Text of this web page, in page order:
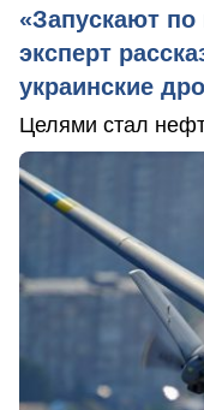
«Запускают
эксперт
украинские
Целями стал